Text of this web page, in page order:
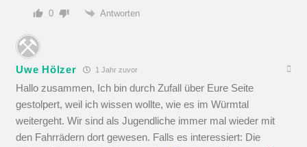
0 Antworten
Uwe Hölzer 1 Jahr zuvor
Hallo zusammen, Ich bin durch Zufall über Eure Seite
gestolpert, weil ich wissen wollte, wie es im Würmtal
weitergeht. Wir sind als Jugendliche immer mal wieder mit
den Fahrrädern dort gewesen. Falls es interessiert: Die